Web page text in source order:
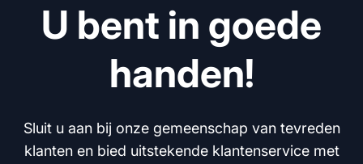
U bent in goede
handen!
Sluit u aan bij onze gemeenschap van tevreden
klanten en bied uitstekende klantenservice met